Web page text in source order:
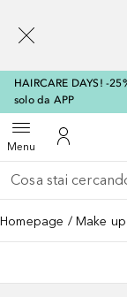
HAIRCARE DAYS! -
solo da APP
MenuApri menuAl Mio
Torna indietro
Esegui ricerca
Homepage Make up